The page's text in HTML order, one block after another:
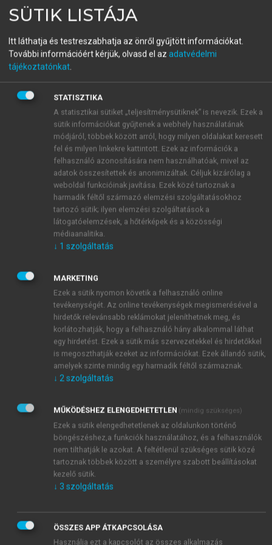
Dzsungel vagy esőerdő?
Az üzleti kapcsolatok hálózata
Bevezetés
Az üzleti kapcsolat és a hálózat kifejezések az elmúlt
időszakban egyre nagyobb figyelmet kapnak mind a
tudományos, mind a gyakorlati szakemberek
körében. A stratégiai menedzsment képviselőit
manapság a vegyesvállalatok, a stratégiai
szövetségek és a stratégiai hálózatok problémái
foglalkoztatják. A kapcsolatmarketing a
beszerzői oldalon pedig ellátásilánc-modellekről és
beszállítói hálózatokról beszélnek.
SÜTIK LISTÁJA
Itt láthatja és testreszabhatja az önről gyűjtött információkat.
További információért kérjük, olvasd el az adatvédelmi
tájékoztatónkat
STATISZTIKA
A statisztikai sütiket „teljesítménysütiknek” is nevezik. Ezek a
sütik információkat gyűjtenek a webhely használatának
módjáról, többek között arról, hogy milyen oldalakat keresett
fel és milyen linkekre kattintott. Ezek az információk a
felhasználó azonosítására nem használhatóak, mivel az
adatok összesítettek és anonimizáltak. Céljuk kizárólag a
weboldal funkcióinak javítása. Ezek közé tartoznak a
harmadik féltől származó elemzési szolgáltatásokhoz
tartozó sütik; ilyen elemzési szolgáltatások a
látogatóelemzések, a hőtérképek és a közösségi
médiaanalitika.
↓ 1 szolgáltatás
MARKETING
Ezek a sütik nyomon követik a felhasználó online
tevékenységét. Az online tevékenységek megismerésével a
hirdetők relevánsabb reklámokat jeleníthetnek meg, és
korlátozhatják, hogy a felhasználó hány alkalommal láthat
egy hirdetést. Ezek a sütik más szervezetekkel és hirdetőkkel
is megoszthatják ezeket az információkat. Ezek állandó sütik,
amelyek szinte mindig egy harmadik féltől származnak.
↓ 2 szolgáltatás
MŰKÖDÉSHEZ ELENGEDHETETLEN (mindig szükséges)
Ezek a sütik elengedhetetlenek az oldalunkon történő
böngészéshez,a funkciók használatához, és a felhasználók
nem tilthatják le azokat. A feltétlenül szükséges sütik közé
tartoznak többek között a személyre szabott beállításokat
kezelő sütik.
↓ 3 szolgáltatás
ÖSSZES APP ÁTKAPCSOLÁSA
Használja ezt a kapcsolót az összes alkalmazás